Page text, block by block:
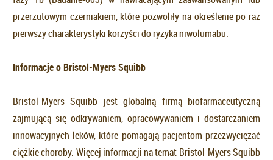
przerzutowym czerniakiem, które pozwoliły na określenie po raz
pierwszy charakterystyki korzyści do ryzyka niwolumabu.
Informacje o Bristol-Myers Squibb
Bristol-Myers Squibb jest globalną firmą biofarmaceutyczną
zajmującą się odkrywaniem, opracowywaniem i dostarczaniem
innowacyjnych leków, które pomagają pacjentom przezwyciężać
ciężkie choroby. Więcej informacji na temat Bristol-Myers Squibb